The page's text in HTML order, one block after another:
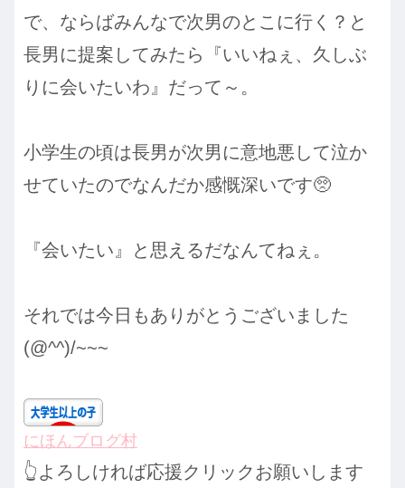
で、ならばみんなで次男のとこに行く？と
長男に提案してみたら『いいねぇ、久しぶ
りに会いたいわ』だって～。
小学生の頃は長男が次男に意地悪して泣か
せていたのでなんだか感慨深いです🥺
『会いたい』と思えるだなんてねぇ。
それでは今日もありがとうございました
(@^^)/~~~
にほんブログ村
👆よろしければ応援クリックお願いします